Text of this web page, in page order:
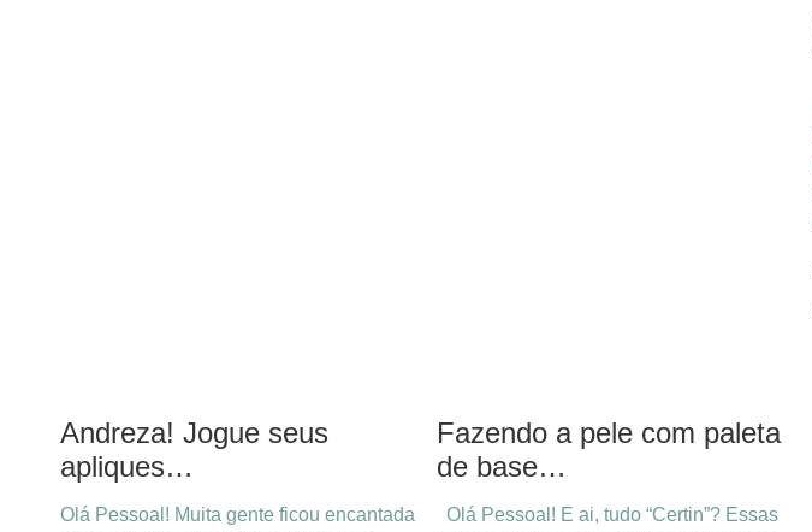
Andreza! Jogue seus
apliques…
Olá Pessoal! Muita gente ficou encantada
Fazendo a pele com paleta
de base…
Olá Pessoal! E ai, tudo “Certin”? Essas